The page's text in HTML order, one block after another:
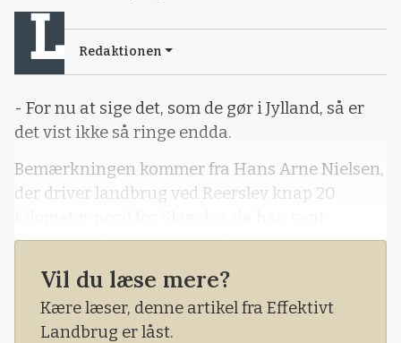
Redaktionen
- For nu at sige det, som de gør i Jylland, så er
det vist ikke så ringe endda.
Bemærkningen kommer fra Hans Arne Nielsen,
der driver landbrug ved Reerslev knap 20
torsdag stikker hænderne ned i noget nyhøstet
strandsvingel, som han lige har tippet af
hjemme i laden.
Det er perfekt høstvejr. Henne på en mark tæt
Vil du læse mere?
Kære læser, denne artikel fra Effektivt
Landbrug er låst.